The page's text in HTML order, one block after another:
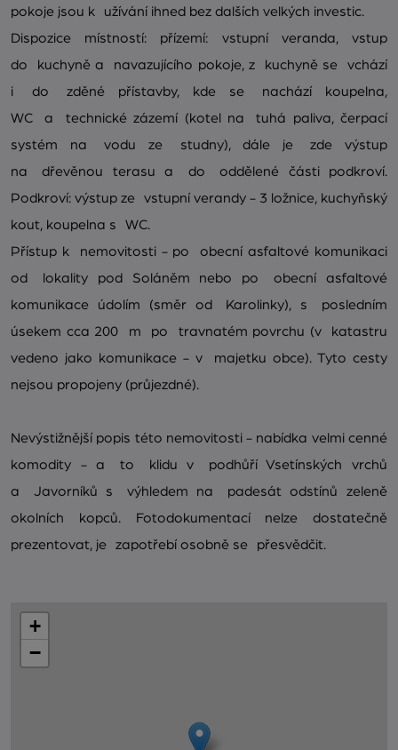
pokoje jsou k užívání ihned bez dalších velkých investic.
Dispozice místností: přízemí: vstupní veranda, vstup
do kuchyně a navazujícího pokoje, z kuchyně se vchází
i do zděné přístavby, kde se nachází koupelna,
WC a technické zázemí (kotel na tuhá paliva, čerpací
systém na vodu ze studny), dále je zde výstup
na dřevěnou terasu a do oddělené části podkroví.
Podkroví: výstup ze vstupní verandy - 3 ložnice, kuchyňský
kout, koupelna s WC.
Přístup k nemovitosti - po obecní asfaltové komunikaci
od lokality pod Soláněm nebo po obecní asfaltové
komunikace údolím (směr od Karolinky), s posledním
úsekem cca 200 m po travnatém povrchu (v katastru
vedeno jako komunikace - v majetku obce). Tyto cesty
nejsou propojeny (průjezdné).
Nevýstižnější popis této nemovitosti - nabídka velmi cenné
komodity - a to klidu v podhůří Vsetínských vrchů
a Javorníků s výhledem na padesát odstínů zeleně
okolních kopců. Fotodokumentací nelze dostatečně
prezentovat, je zapotřebí osobně se přesvědčit.
+
−